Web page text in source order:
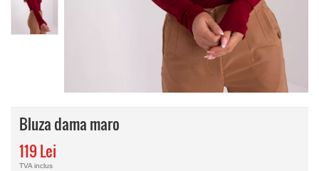
Bluza dama maro
119 Lei
TVA inclus